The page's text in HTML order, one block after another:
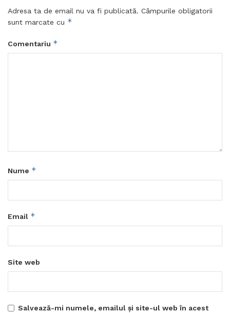
Adresa ta de email nu va fi publicată. Câmpurile obligatorii
sunt marcate cu *
Comentariu *
Nume *
Email *
Site web
Salvează-mi numele, emailul și site-ul web în acest